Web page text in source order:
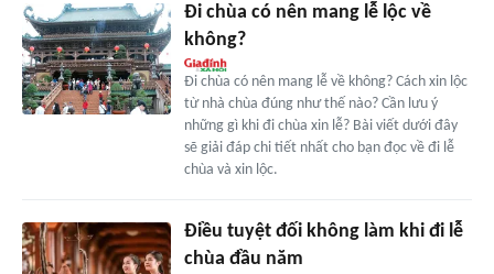
Đi chùa có nên mang lễ lộc về
không?
Đi chùa có nên mang lễ về không? Cách xin lộc
từ nhà chùa đúng như thế nào? Cần lưu ý
những gì khi đi chùa xin lễ? Bài viết dưới đây
sẽ giải đáp chi tiết nhất cho bạn đọc về đi lễ
chùa và xin lộc.
Điều tuyệt đối không làm khi đi lễ
chùa đầu năm